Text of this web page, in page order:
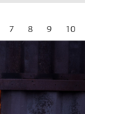
7 8 9
10
28 29
30